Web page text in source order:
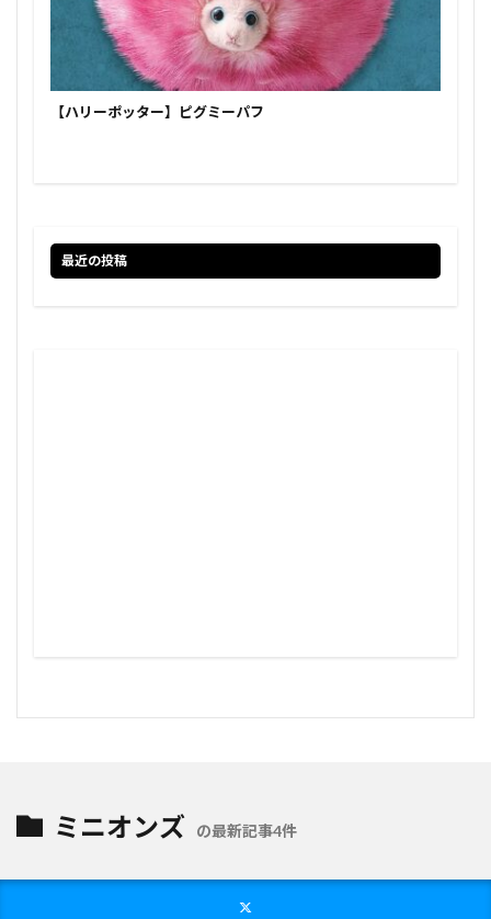
【ハリーポッター】ピグミーパフ
最近の投稿
ミニオンズ の最新記事4件